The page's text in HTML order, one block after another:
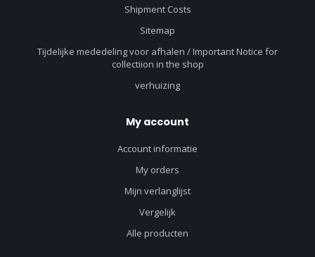
Shipment Costs
Sitemap
Tijdelijke mededeling voor afhalen / Important Notice for
collectiion in the shop
verhuizing
My account
Account informatie
My orders
Mijn verlanglijst
Vergelijk
Alle producten